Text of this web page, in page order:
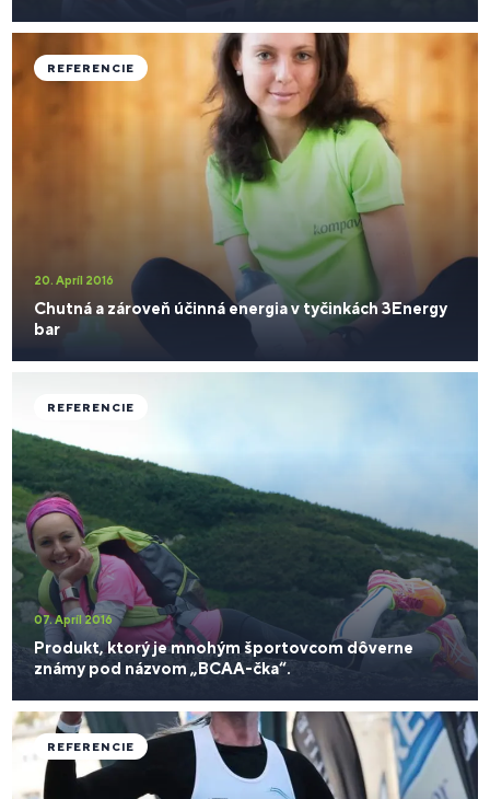
20. Apríl 2016
Chutná a zároveň účinná energia v tyčinkách 3Energy
bar
REFERENCIE
07. Apríl 2016
Produkt, ktorý je mnohým športovcom dôverne
známy pod názvom „BCAA-čka“.
REFERENCIE
REFERENCIE